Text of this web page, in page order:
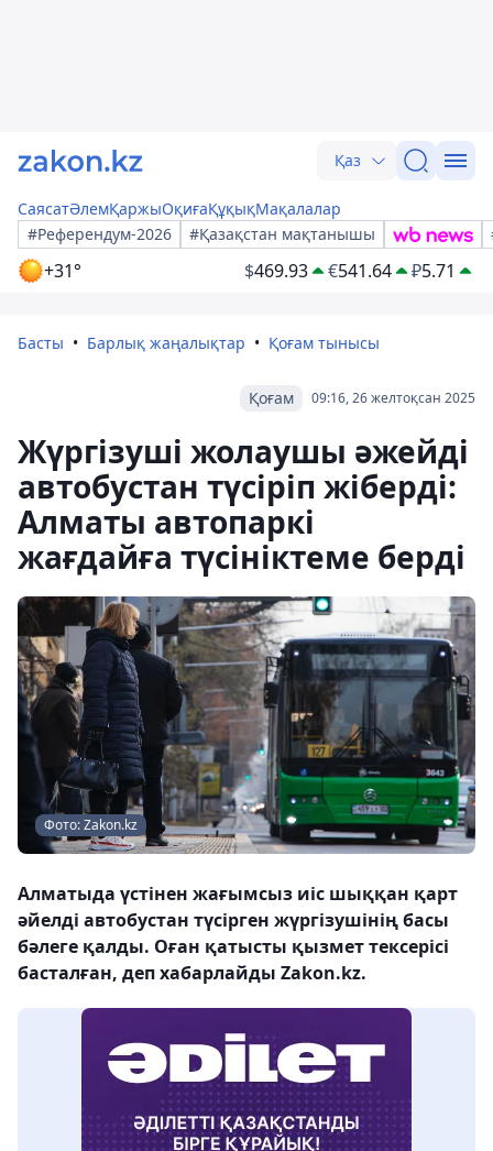
Қаз
СаясатӘлемҚаржыОқиғаҚұқықМақалалар
#Референдум-2026
#Қазақстан мақтанышы
+31° $469.93 €541.64 ₽5.71
Басты Барлық жаңалықтар Қоғам тынысы
09:16, 26 желтоқсан 2025
Қоғам
Жүргізуші жолаушы әжейді
автобустан түсіріп жіберді:
Алматы автопаркі
жағдайға түсініктеме берді
Фото: Zakon.kz
Алматыда үстінен жағымсыз иіс шыққан қарт
әйелді автобустан түсірген жүргізушінің басы
бәлеге қалды. Оған қатысты қызмет тексерісі
басталған, деп хабарлайды Zakon.kz.